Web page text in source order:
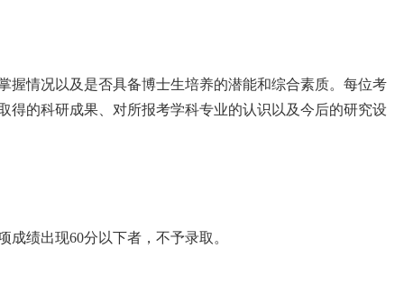
握情况以及是否具备博士生培养的潜能和综合素质。每位考
的科研成果、对所报考学科专业的认识以及今后的研究设
成绩出现60分以下者，不予录取。